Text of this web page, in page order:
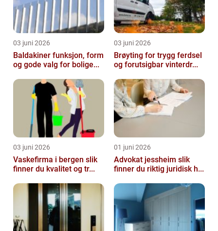
03 juni 2026
Baldakiner funksjon, form
og gode valg for bolige...
03 juni 2026
Brøyting for trygg ferdsel
og forutsigbar vinterdr...
03 juni 2026
Vaskefirma i bergen slik
finner du kvalitet og tr...
01 juni 2026
Advokat jessheim slik
finner du riktig juridisk h...